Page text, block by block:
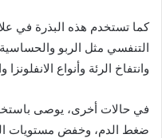
كما تستخدم هذه البذرة في
التنفسي مثل الربو
وانتفاخ الرئة وأنواع الانفلونزا
في حالات أخرى، يوصى
ضغط الدم، وخفض مستويات